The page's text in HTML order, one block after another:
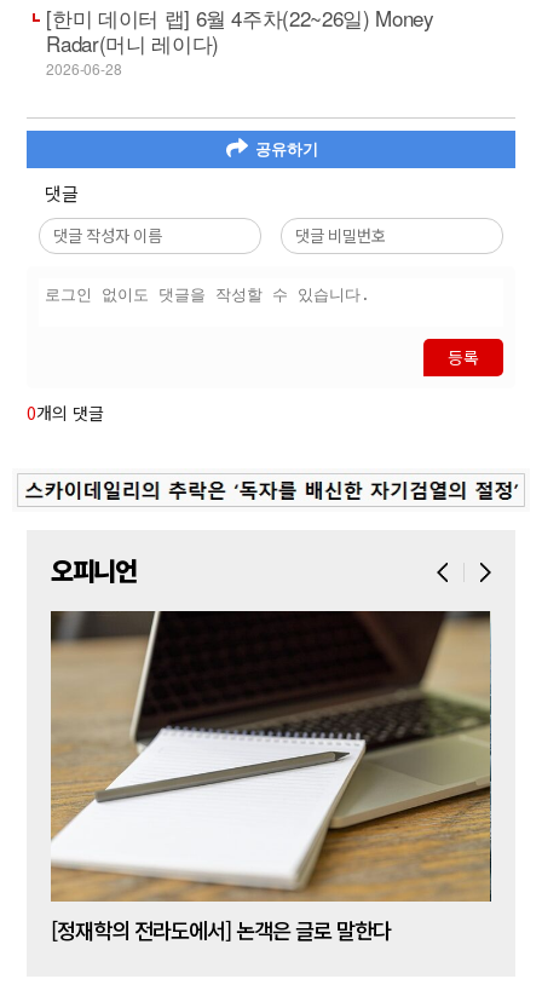
[한미 데이터 랩] 6월 4주차(22~26일) Money
Radar(머니 레이다)
2026-06-28
공유하기
댓글
등록
0개의 댓글
오피니언
[정재학의 전라도에서] 논객은 글로 말한다